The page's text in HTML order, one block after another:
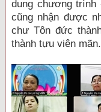
dung chương trình
cũng nhận được
chư Tôn đức
thành tựu viên mãn.